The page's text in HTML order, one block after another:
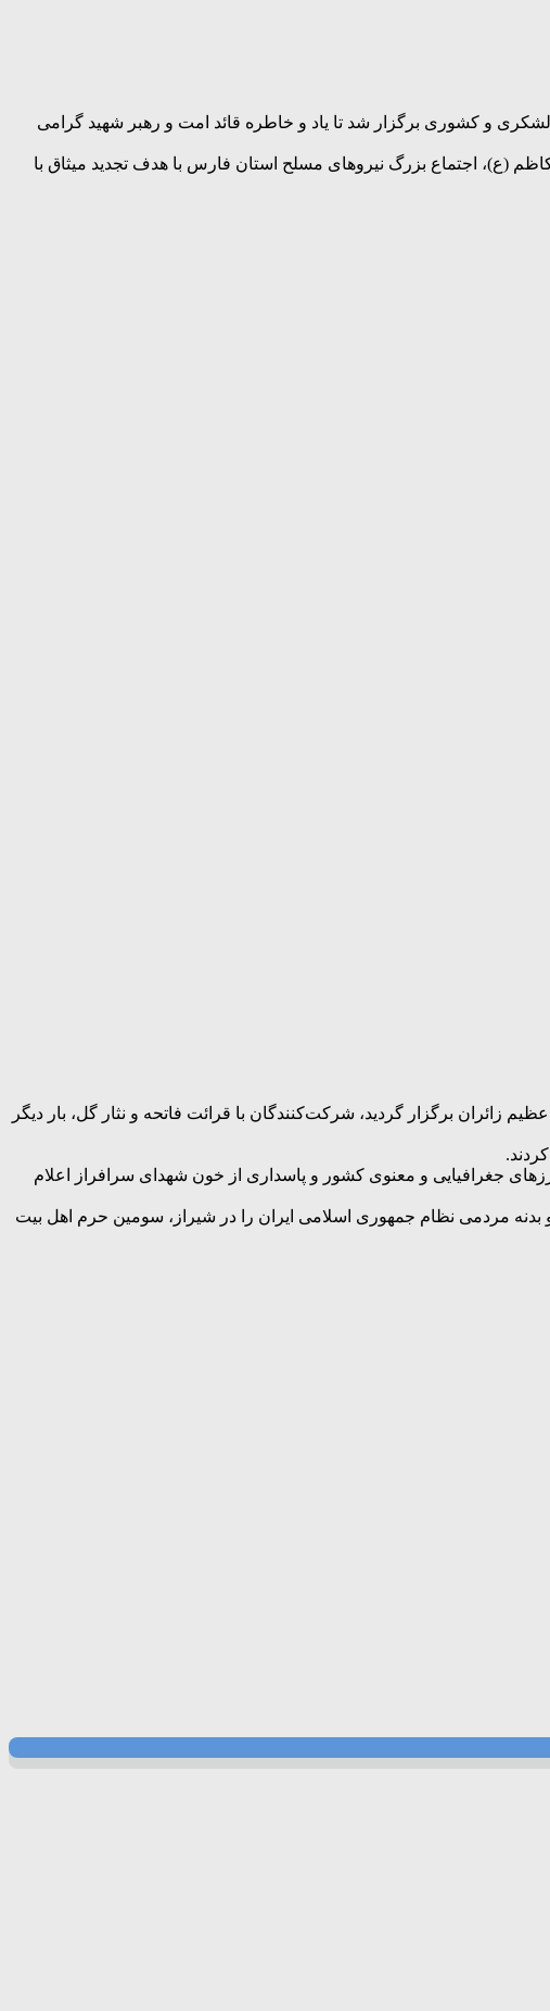
و کشوری برگزار شد تا یاد و خاطره قائد امت و رهبر شهید گرامی
(ع)، اجتماع بزرگ نیروهای مسلح استان فارس با هدف تجدید میثاق با
برگزار گردید، شرکت‌کنندگان با قرائت فاتحه و نثار گل، بار دیگر
جغرافیایی و معنوی کشور و پاسداری از خون شهدای سرافراز اعلام
مردمی نظام جمهوری اسلامی ایران را در شیراز، سومین حرم اهل بیت